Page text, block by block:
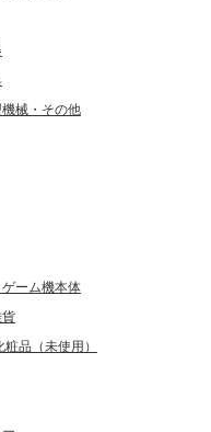
械・その他
ーム機本体
品（未使用）